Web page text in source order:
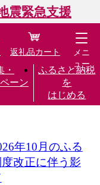
震緊急支援
・
ーン
ふるさと納税
を
はじめる
返礼品カート
メニ
ュー
年10月のふる
改正に伴う影